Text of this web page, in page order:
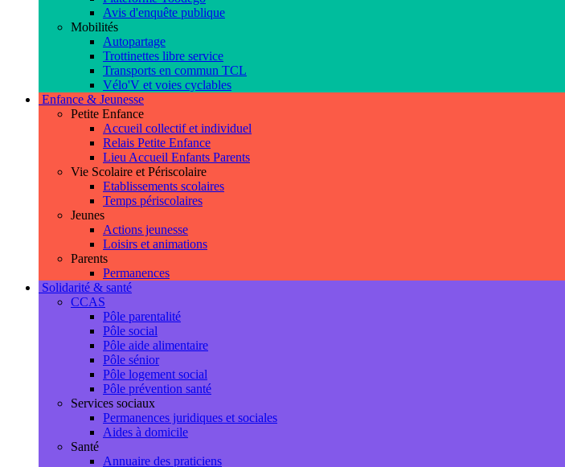
Avis d'enquête publique
Mobilités
Autopartage
Trottinettes libre service
Transports en commun TCL
Vélo'V et voies cyclables
Enfance & Jeunesse
Petite Enfance
Accueil collectif et individuel
Relais Petite Enfance
Lieu Accueil Enfants Parents
Vie Scolaire et Périscolaire
Etablissements scolaires
Temps périscolaires
Jeunes
Actions jeunesse
Loisirs et animations
Parents
Permanences
Solidarité & santé
CCAS
Pôle parentalité
Pôle social
Pôle aide alimentaire
Pôle sénior
Pôle logement social
Pôle prévention santé
Services sociaux
Permanences juridiques et sociales
Aides à domicile
Santé
Annuaire des praticiens